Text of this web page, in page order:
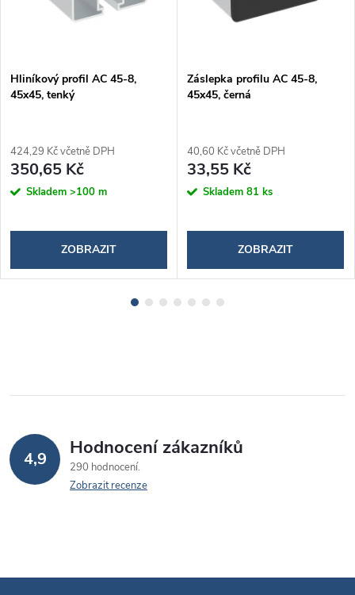
Hliníkový profil AC 45-8,
45x45, tenký
424,29 Kč včetně DPH
350,65 Kč
Skladem >100 m
ZOBRAZIT
Záslepka profilu AC 45-8,
45x45, černá
40,60 Kč včetně DPH
33,55 Kč
Skladem 81 ks
ZOBRAZIT
4,9 Hodnocení zákazníků
290 hodnocení
Zobrazit recenze